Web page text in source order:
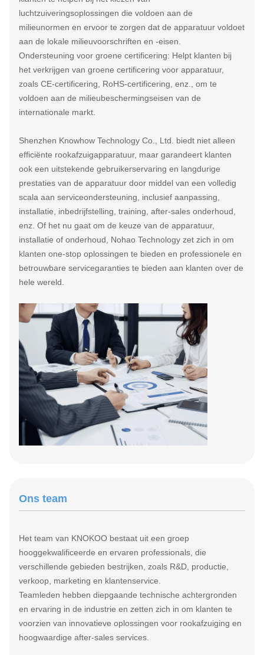
luchtzuiveringsoplossingen die voldoen aan de
milieunormen en ervoor te zorgen dat de apparatuur voldoet
aan de lokale milieuvoorschriften en -eisen.
Ondersteuning voor groene certificering: Helpt klanten bij
het verkrijgen van groene certificering voor apparatuur,
zoals CE-certificering, RoHS-certificering, enz., om te
voldoen aan de milieubeschermingseisen van de
internationale markt.
Shenzhen Knowhow Technology Co., Ltd. biedt niet alleen
efficiënte rookafzuigapparatuur, maar garandeert klanten
ook een uitstekende gebruikerservaring en langdurige
prestaties van de apparatuur door middel van een volledig
scala aan serviceondersteuning, inclusief aanpassing,
installatie, inbedrijfstelling, training, after-sales onderhoud,
enz. Of het nu gaat om de keuze van de apparatuur,
installatie of onderhoud, Nohao Technology zet zich in om
klanten one-stop oplossingen te bieden en professionele en
betrouwbare servicegaranties te bieden aan klanten over de
hele wereld.
Ons team
Het team van KNOKOO bestaat uit een groep
hooggekwalificeerde en ervaren professionals, die
verschillende gebieden bestrijken, zoals R&D, productie,
verkoop, marketing en klantenservice.
Teamleden hebben diepgaande technische achtergronden
en ervaring in de industrie en zetten zich in om klanten te
voorzien van innovatieve oplossingen voor rookafzuiging en
hoogwaardige after-sales services.